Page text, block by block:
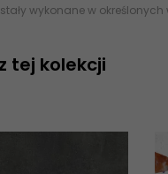
wykonane w
tej kolekcji